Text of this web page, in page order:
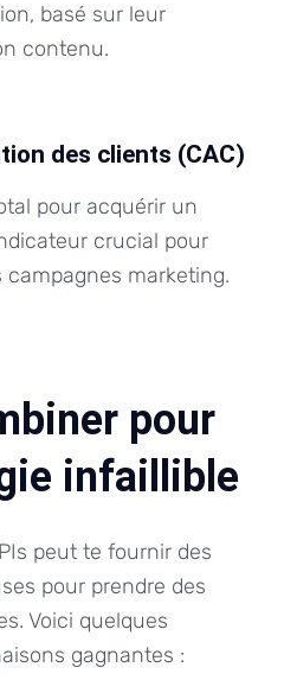
basé sur leur
contenu.
des clients (CAC)
pour acquérir un
crucial pour
campagnes marketing.
pour
infaillible
peut te fournir des
pour prendre des
Voici quelques
gagnantes :